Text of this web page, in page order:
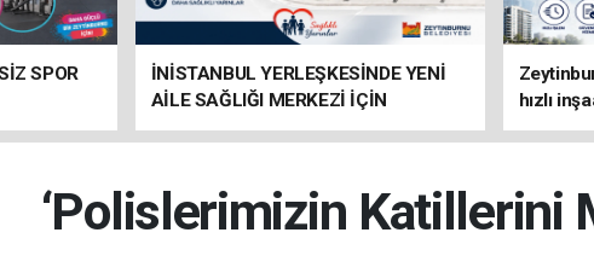
SPOR
İNİSTANBUL YERLEŞKESİNDE YENİ
AİLE SAĞLIĞI MERKEZİ İÇİN
HAZIRLIKLAR SÜRÜYOR
hızlı
arasında
‘Polislerimizin Katillerini